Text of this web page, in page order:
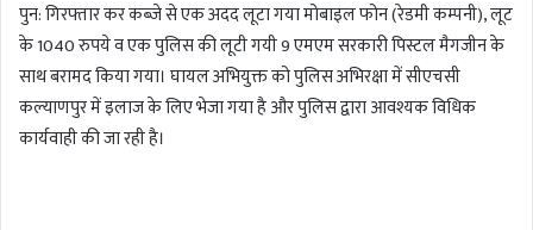
पुन: गिरफ्तार कर कब्जे से एक अदद लूटा गया मोबाइल फोन (रेडमी कम्पनी), लूट
के 1040 रुपये व एक पुलिस की लूटी गयी 9 एमएम सरकारी पिस्टल मैगजीन के
साथ बरामद किया गया। घायल अभियुक्त को पुलिस अभिरक्षा में सीएचसी
कल्याणपुर में इलाज के लिए भेजा गया है और पुलिस द्वारा आवश्यक विधिक
कार्यवाही की जा रही है।